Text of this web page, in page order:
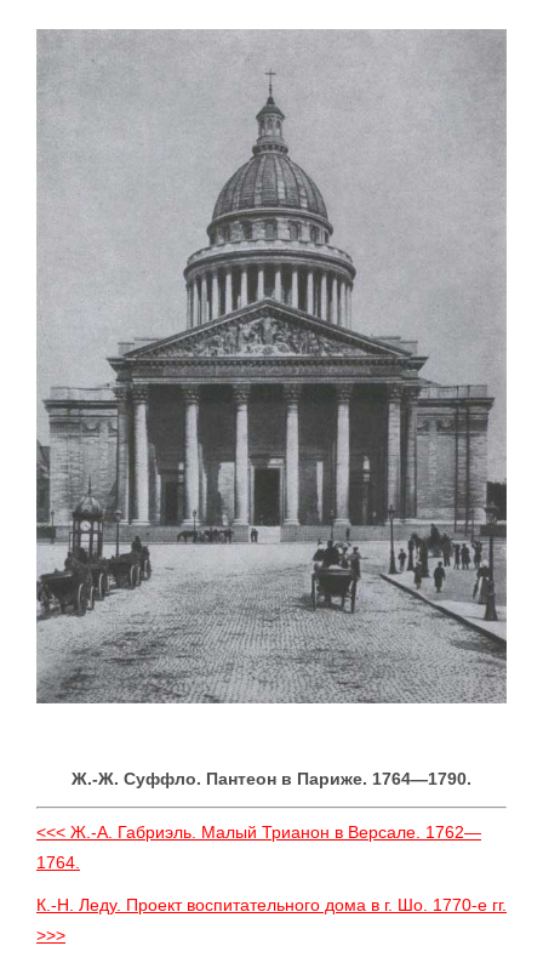
Ж.-Ж. Суффло. Пантеон в Париже. 1764—1790.
<<< Ж.-А. Габриэль. Малый Трианон в Версале. 1762—
1764.
К.-Н. Леду. Проект воспитательного дома в г. Шо. 1770-е гг.
>>>